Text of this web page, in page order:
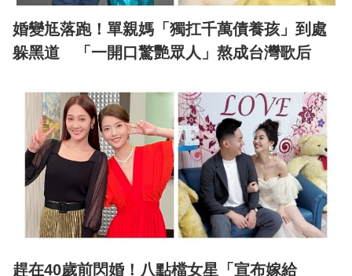
婚變尪落跑！單親媽「獨扛千萬債養孩」到處
躲黑道 「一開口驚艷眾人」熬成台灣歌后
趕在40歲前閃婚！八點檔女星「宣布嫁給